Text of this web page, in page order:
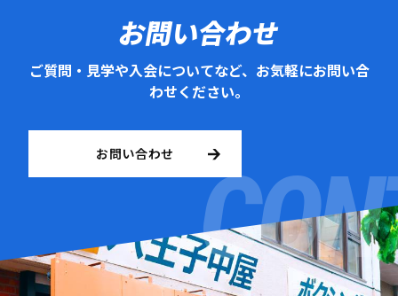
お問い合わせ
ご質問・見学や入会についてなど、お気軽にお問い合
わせください。
お問い合わせ